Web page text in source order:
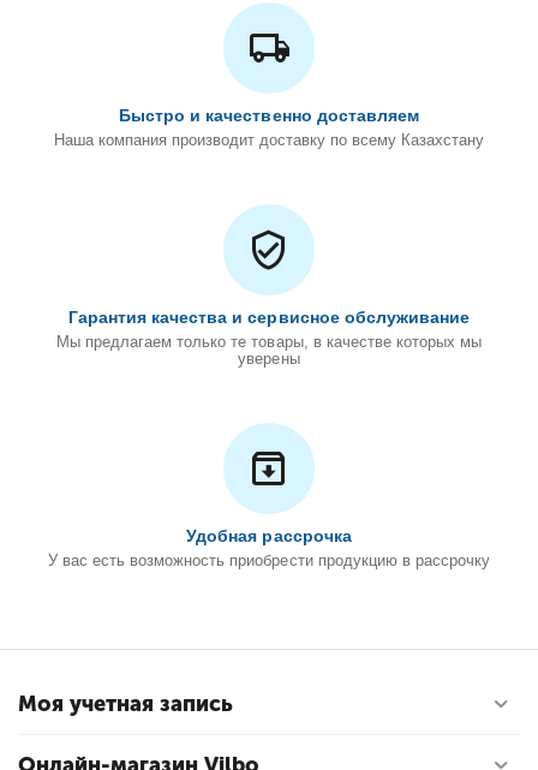
Быстро и качественно доставляем
Наша компания производит доставку по всему Казахстану
Гарантия качества и сервисное обслуживание
Мы предлагаем только те товары, в качестве которых мы
уверены
Удобная рассрочка
У вас есть возможность приобрести продукцию в рассрочку
Моя учетная запись
Онлайн-магазин Vilbo